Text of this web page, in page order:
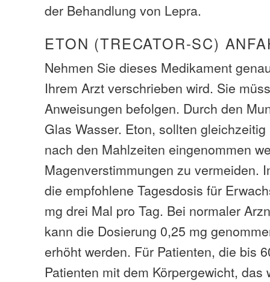
der Behandlung von Lepra.
ETON (TRECATOR-SC)
Nehmen Sie dieses Medikament
Ihrem Arzt verschrieben wird. Sie
Anweisungen befolgen. Durch den
Glas Wasser. Eton, sollten
nach den Mahlzeiten eingenommen
Magenverstimmungen zu vermeiden.
die empfohlene Tagesdosis für
mg drei Mal pro Tag. Bei normaler
kann die Dosierung 0,25 mg
erhöht werden. Für Patienten, die bis
Patienten mit dem Körpergewicht, das